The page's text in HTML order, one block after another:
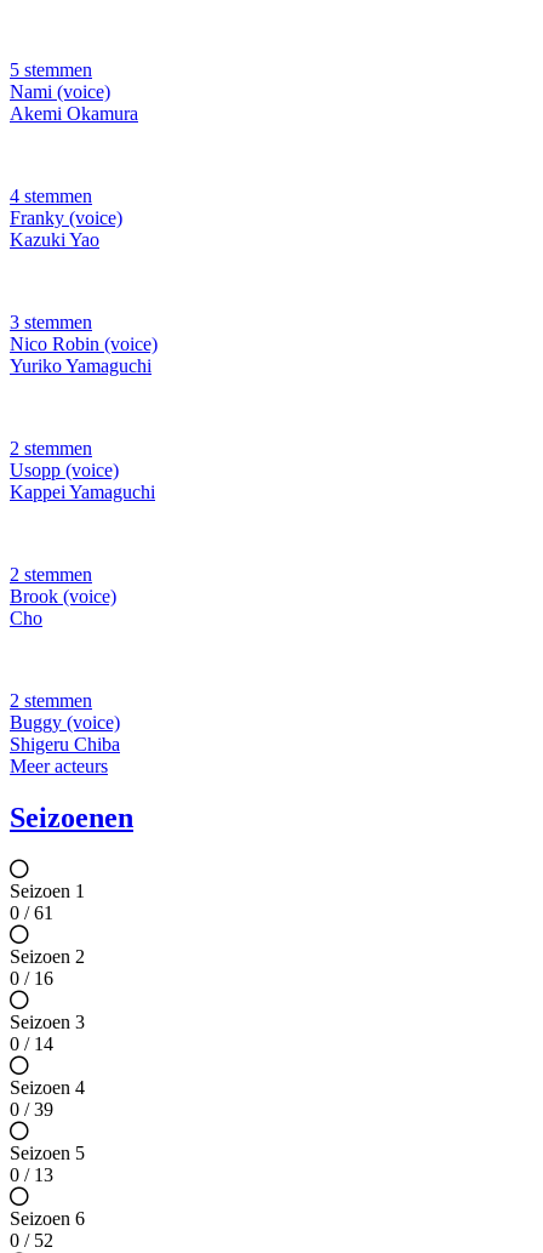
5 stemmen
Nami (voice)
Akemi Okamura
4 stemmen
Franky (voice)
Kazuki Yao
3 stemmen
Nico Robin (voice)
Yuriko Yamaguchi
2 stemmen
Usopp (voice)
Kappei Yamaguchi
2 stemmen
Brook (voice)
Cho
2 stemmen
Buggy (voice)
Shigeru Chiba
Meer acteurs
Seizoenen
Seizoen 1
0 / 61
Seizoen 2
0 / 16
Seizoen 3
0 / 14
Seizoen 4
0 / 39
Seizoen 5
0 / 13
Seizoen 6
0 / 52